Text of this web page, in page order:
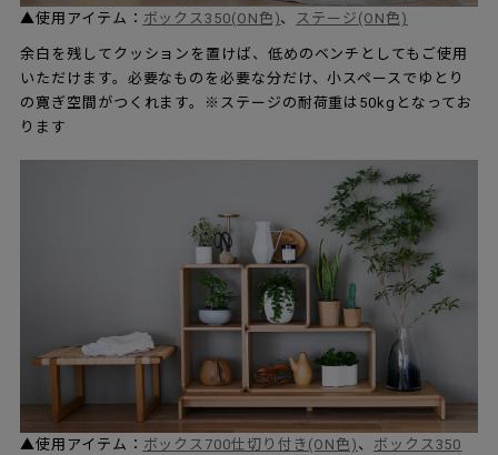
▲使用アイテム： ボックス350(ON色)、 ステージ(ON色)
余白を残してクッションを置けば、低めのベンチとしてもご使用
いただけます。必要なものを必要な分だけ、小スペースでゆとり
の寛ぎ空間がつくれます。※ステージの耐荷重は50kgとなってお
ります
▲使用アイテム： ボックス700仕切り付き(ON色) 、 ボックス350